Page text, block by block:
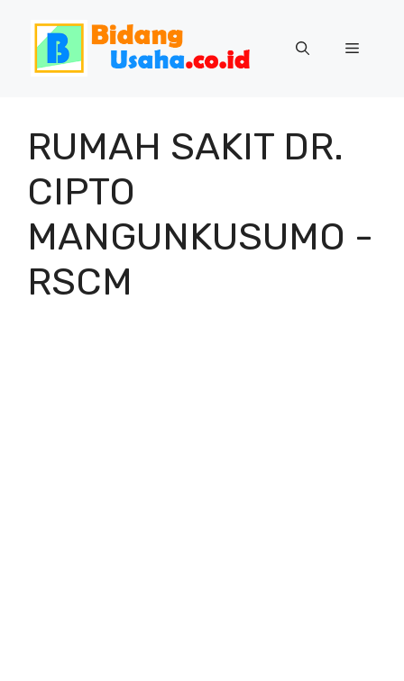
Menu
RUMAH SAKIT DR.
CIPTO
MANGUNKUSUMO -
RSCM